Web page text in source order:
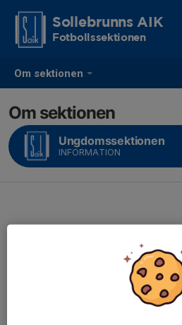
Om sektionen
Sollebrunns AIK
Fotbollssektionen
Om sektionen
Ungdomssektionen
INFORMATION